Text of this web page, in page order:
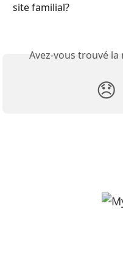
site familial?
Avez-vous trouvé
😞